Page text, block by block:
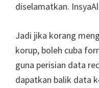
diselamatkan.
Jadi jika korang
korup, boleh cuba
guna perisian data
dapatkan balik data